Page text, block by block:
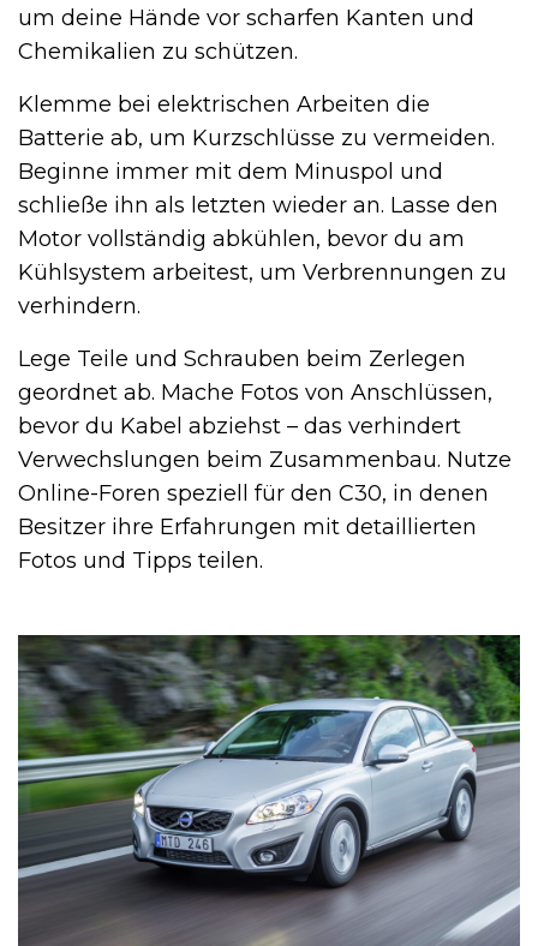
um deine Hände vor scharfen Kanten und
Chemikalien zu schützen.
Klemme bei elektrischen Arbeiten die
Batterie ab, um Kurzschlüsse zu vermeiden.
Beginne immer mit dem Minuspol und
schließe ihn als letzten wieder an. Lasse den
Motor vollständig abkühlen, bevor du am
Kühlsystem arbeitest, um Verbrennungen zu
verhindern.
Lege Teile und Schrauben beim Zerlegen
geordnet ab. Mache Fotos von Anschlüssen,
bevor du Kabel abziehst – das verhindert
Verwechslungen beim Zusammenbau. Nutze
Online-Foren speziell für den C30, in denen
Besitzer ihre Erfahrungen mit detaillierten
Fotos und Tipps teilen.